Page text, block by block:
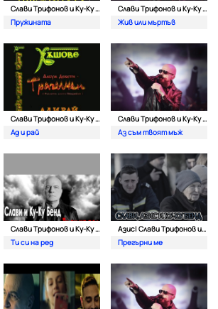
Слави Трифонов и Ку-Kу Бенд
Пружината
Слави Трифонов и Ку-Kу Бенд
Жив или мъртъв
Слави Трифонов и Ку-Kу Бенд
Ад и рай
Слави Трифонов и Ку-Kу Бенд
Аз съм твоят мъж
Слави Трифонов и Ку-Kу Бенд
Ти си на ред
Азис| Слави Трифонов и Ку-Kу Бенд
Прегърни ме